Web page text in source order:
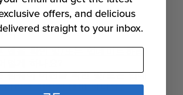
사
앱을 확인 및/또는 업데이트하려
떻게 하나요?
펌웨어 버전을 확인 및/또는 업데
하려면 어떻게 해야 하나요?
offers, and delicious
straight to your inbox.